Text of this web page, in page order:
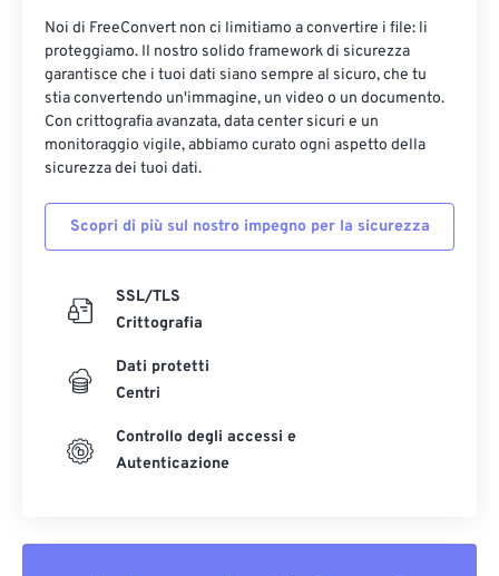
Noi di FreeConvert non ci limitiamo a convertire i file: li
proteggiamo. Il nostro solido framework di sicurezza
garantisce che i tuoi dati siano sempre al sicuro, che tu
stia convertendo un'immagine, un video o un documento.
Con crittografia avanzata, data center sicuri e un
monitoraggio vigile, abbiamo curato ogni aspetto della
sicurezza dei tuoi dati.
Scopri di più sul nostro impegno per la sicurezza
SSL/TLS
Crittografia
Dati protetti
Centri
Controllo degli accessi e
Autenticazione